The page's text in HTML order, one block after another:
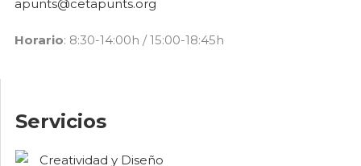
apunts@cetapunts.org
Horario: 8:30-14:00h / 15:00-18:45h
Servicios
Creatividad y Diseño